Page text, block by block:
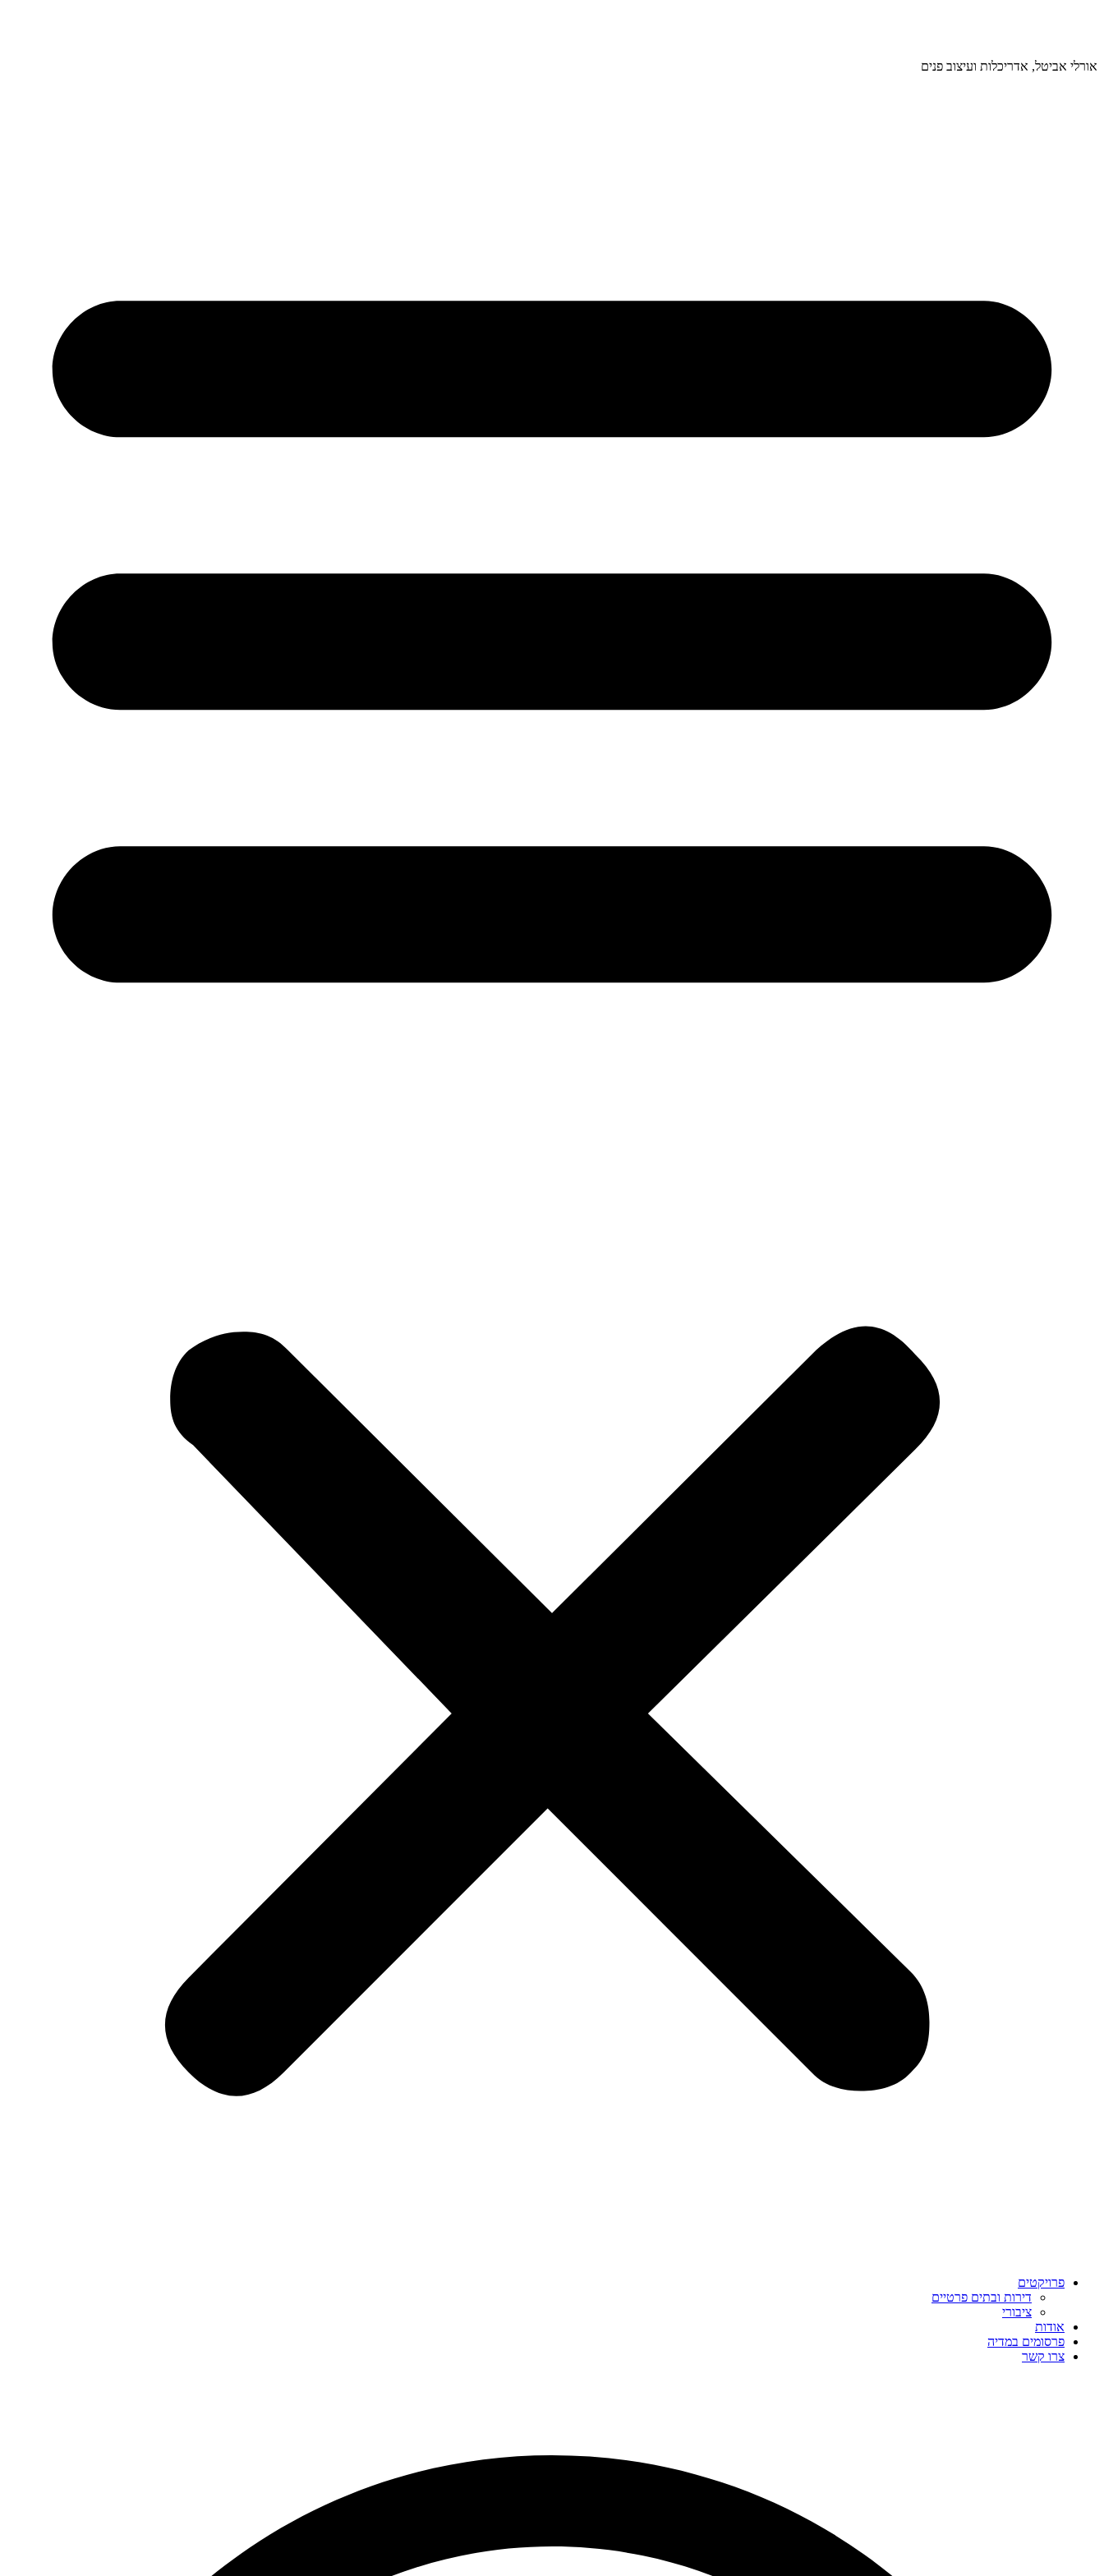
אורלי אביטל, אדריכלות ועיצוב פנים
פרויקטים
דירות ובתים פרטיים
ציבורי
אודות
פרסומים במדיה
צרו קשר